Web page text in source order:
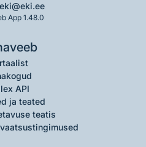
eki@eki.ee
App 1.48.0
API
ja teated
teatis